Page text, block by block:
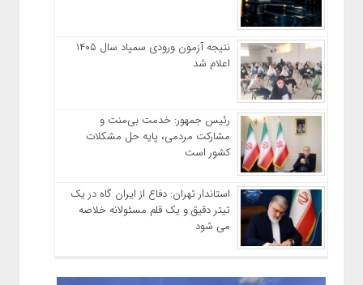
نتیجه آزمون ورودی سمپاد سال ۱۴۰۵
اعلام شد
رئیس جمهور: خدمت بی‌منت و
مشارکت مردمی، پایه حل مشکلات
کشور است
استاندار تهران: دفاع از ایران گاه در یک
تیتر دقیق و یک قلم مسئولانه خلاصه
می شود